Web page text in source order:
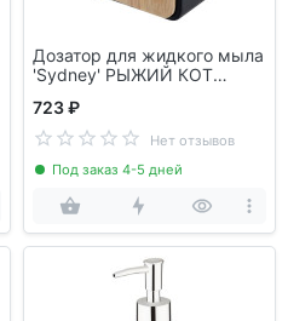
Дозатор для жидкого мыла
'Sydney' РЫЖИЙ КОТ
723 ₽
Нет отзывов
Под заказ 4-5 дней